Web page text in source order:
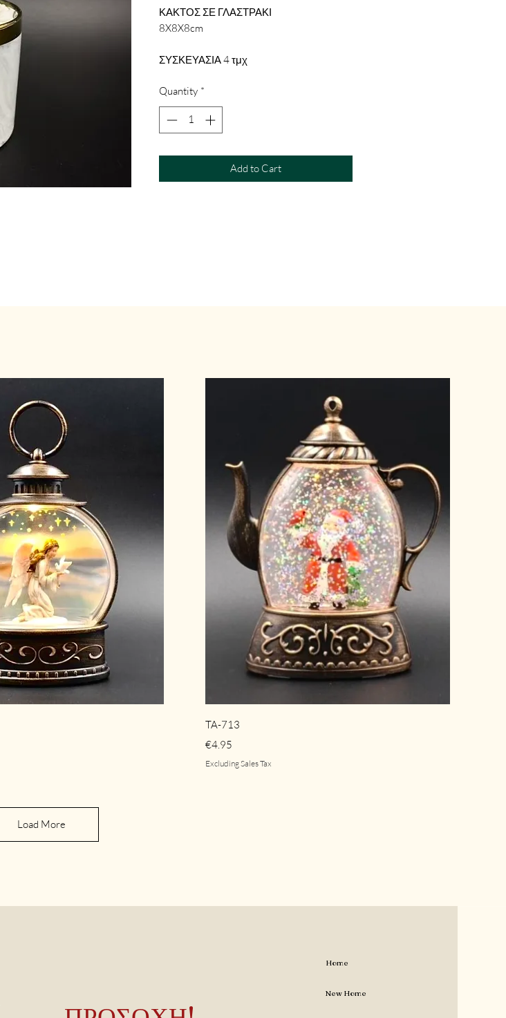
ΚΑΚΤΟΣ ΣΕ ΓΛΑΣΤΡΑΚΙ
8X8X8cm
ΣΥΣΚΕΥΑΣΙΑ 4 τμχ
Quantity *
Add to Cart
TA-713
Price
€4.95
Excluding Sales Tax
Load More
Home
New Home